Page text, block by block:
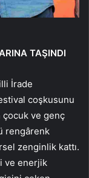
TAŞINDI
İrade
coşkusunu
çocuk ve genç
rengârenk
zenginlik kattı.
ve enerjik